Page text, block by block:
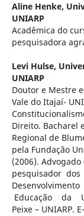
Aline Henke,
UNIARP
Acadêmica do
pesquisadora
Levi Hulse,
UNIARP
Doutor e Mestre
Vale do Itajaí-
Direito. Bacharel
Regional de
pela Fundação
(2006).
pesquisador dos
Educação da
Peixe – UNIARP.